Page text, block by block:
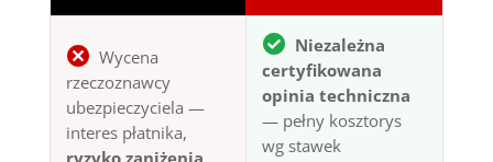
Wycena
rzeczoznawcy
ubezpieczyciela —
interes płatnika,
ryzyko zaniżenia
Niezależna
certyfikowana
opinia techniczna
— pełny kosztorys
wg stawek